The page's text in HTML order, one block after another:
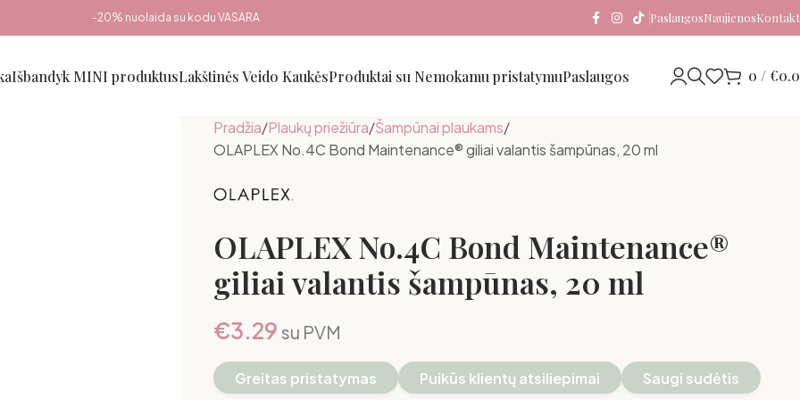
-20% nuolaida su kodu VASARA PaslaugosNaujienos
Išbandyk MINI produktusLakštinės Veido KaukėsProduktai su Nemokamu pristatymuPaslaugos 0 / €
Pradžia Plaukų priežiūra Šampūnai plaukams
OLAPLEX No.4C Bond Maintenance® giliai valantis šampūnas, 20 ml
OLAPLEX No.4C Bond Maintenance®
giliai valantis šampūnas, 20 ml
€3.29 su PVM
Greitas pristatymas Puikūs klientų atsiliepimai Saugi sudėtis